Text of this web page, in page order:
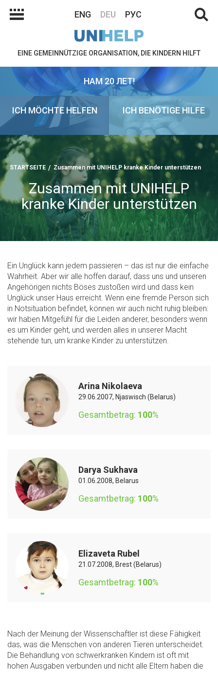
ENG DEU РУС
EINE GEMEINNÜTZIGE ORGANISATION, DIE KINDERN HILFT
НАМ 20 ЛЕТ!
ICH MÖCHTE HELFEN ICH BENÖTIGE HILFE
STARTSEITE Zusammen mit UNIHELP kranke Kinder unterstützen
Zusammen mit UNIHELP
kranke Kinder unterstützen
Ein Unglück kann jedem passieren – das ist nur die einfache
Wahrheit. Aber wir alle hoffen darauf, dass uns und unseren
Angehörigen nichts Böses zustoßen wird und dass kein
Unglück unser Haus erreicht. Wenn eine fremde Person sich
in Notsituation befindet, können wir auch nicht ruhig bleiben:
wir haben Mitgefühl für die Leiden anderer, besonders wenn
es um Kinder geht, und werden alles in unserer Macht
stehende tun, um kranke Kinder zu unterstützen.
Arina Nikolaeva
29.06.2007, Njaswisch (Belarus)
Gesamtbetrag: 100%
Darya Sukhava
01.06.2008, Belarus
Gesamtbetrag: 100%
Elizaveta Rubel
21.07.2008, Brest (Belarus)
Gesamtbetrag: 100%
Nach der Meinung der Wissenschaftler ist diese Fähigkeit
das, was die Menschen von anderen Tieren unterscheidet.
Die Behandlung von schwerkranken Kindern ist oft mit
hohen Ausgaben verbunden und nicht alle Eltern haben die